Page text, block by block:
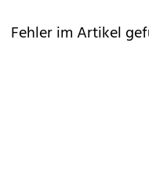
Fehler im Artikel